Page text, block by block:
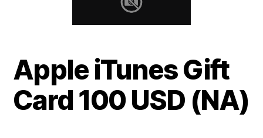
Apple iTunes Gift
Card 100 USD (NA)